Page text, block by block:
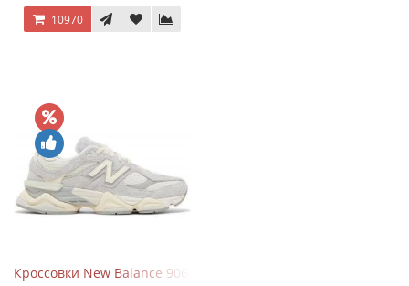
10970
Кроссовки New Balance 9060 Quartz Grey